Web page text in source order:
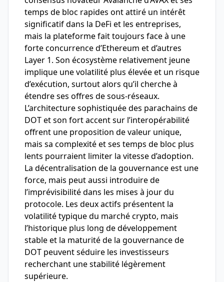
temps de bloc rapides ont attiré un intérêt
significatif dans la DeFi et les entreprises,
mais la plateforme fait toujours face à une
forte concurrence d’Ethereum et d’autres
Layer 1. Son écosystème relativement jeune
implique une volatilité plus élevée et un risque
d’exécution, surtout alors qu’il cherche à
étendre ses offres de sous-réseaux.
L’architecture sophistiquée des parachains de
DOT et son fort accent sur l’interopérabilité
offrent une proposition de valeur unique,
mais sa complexité et ses temps de bloc plus
lents pourraient limiter la vitesse d’adoption.
La décentralisation de la gouvernance est une
force, mais peut aussi introduire de
l’imprévisibilité dans les mises à jour du
protocole. Les deux actifs présentent la
volatilité typique du marché crypto, mais
l’historique plus long de développement
stable et la maturité de la gouvernance de
DOT peuvent séduire les investisseurs
recherchant une stabilité légèrement
supérieure.